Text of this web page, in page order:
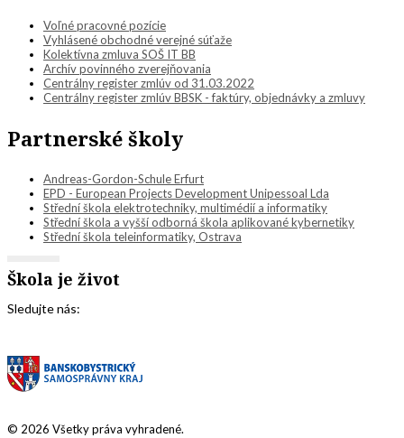
Voľné pracovné pozície
Vyhlásené obchodné verejné súťaže
Kolektívna zmluva SOŠ IT BB
Archív povinného zverejňovania
Centrálny register zmlúv od 31.03.2022
Centrálny register zmlúv BBSK - faktúry, objednávky a zmluvy
Partnerské školy
Andreas-Gordon-Schule Erfurt
EPD - European Projects Development Unipessoal Lda
Střední škola elektrotechniky, multimédií a informatiky
Střední škola a vyšší odborná škola aplikované kybernetiky
Střední škola teleinformatiky, Ostrava
Škola je život
Sledujte nás:
© 2026 Všetky práva vyhradené.